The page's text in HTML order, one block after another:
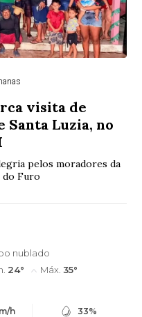
visita de
Santa Luzia, no
pelos moradores da
do Furo
nublado
24° Máx. 35°
h 33%